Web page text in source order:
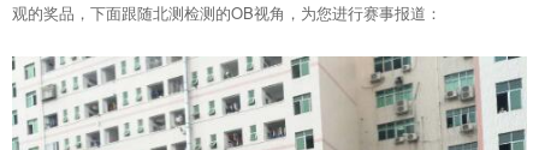
观的奖品，下面跟随北测检测的OB视角，为您进行赛事报道：